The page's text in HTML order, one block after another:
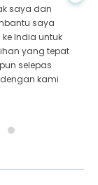
saya dan
saya
India untuk
yang tepat
selepas
kami